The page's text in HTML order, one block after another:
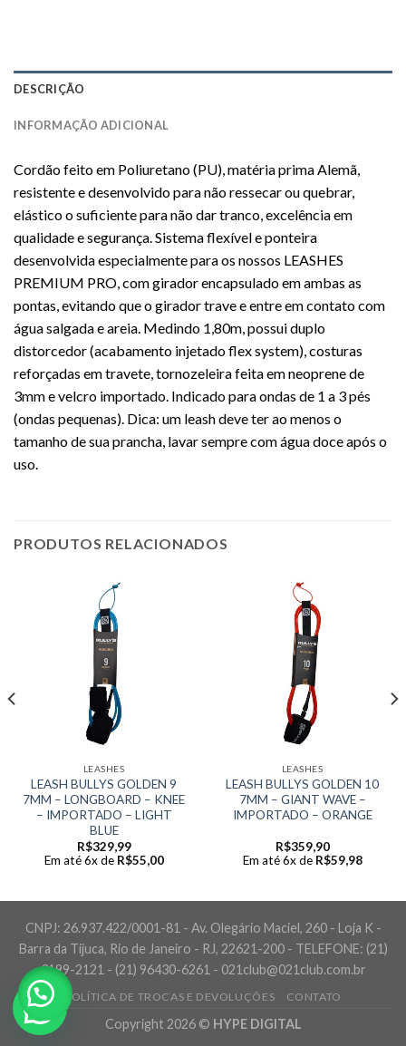
DESCRIÇÃO
INFORMAÇÃO ADICIONAL
Cordão feito em Poliuretano (PU), matéria prima Alemã,
resistente e desenvolvido para não ressecar ou quebrar,
elástico o suficiente para não dar tranco, excelência em
qualidade e segurança. Sistema flexível e ponteira
desenvolvida especialmente para os nossos LEASHES
PREMIUM PRO, com girador encapsulado em ambas as
pontas, evitando que o girador trave e entre em contato com
água salgada e areia. Medindo 1,80m, possui duplo
distorcedor (acabamento injetado flex system), costuras
reforçadas em travete, tornozeleira feita em neoprene de
3mm e velcro importado. Indicado para ondas de 1 a 3 pés
(ondas pequenas). Dica: um leash deve ter ao menos o
tamanho de sua prancha, lavar sempre com água doce após o
uso.
PRODUTOS RELACIONADOS
LEASHES
LEASH BULLYS GOLDEN 9
7MM – LONGBOARD – KNEE
– IMPORTADO – LIGHT
BLUE
R$329,99
Em até 6x de R$55,00
LEASHES
LEASH BULLYS GOLDEN 10
7MM – GIANT WAVE –
IMPORTADO – ORANGE
R$359,90
Em até 6x de R$59,98
CNPJ: 26.937.422/0001-81 - Av. Olegário Maciel, 260 - Loja K -
Barra da Tijuca, Rio de Janeiro - RJ, 22621-200 - TELEFONE: (21)
3199-2121 - (21) 96430-6261 - 021club@021club.com.br
POLÍTICA DE TROCAS E DEVOLUÇÕES CONTATO
Copyright 2026 © HYPE DIGITAL